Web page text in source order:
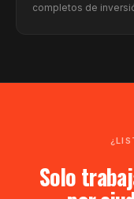
completos de
Solo